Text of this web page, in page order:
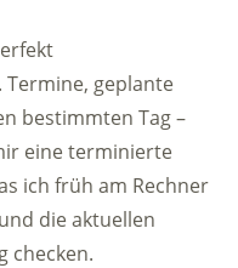
Termine, geplante
bestimmten Tag –
eine terminierte
ich früh am Rechner
die aktuellen
checken.